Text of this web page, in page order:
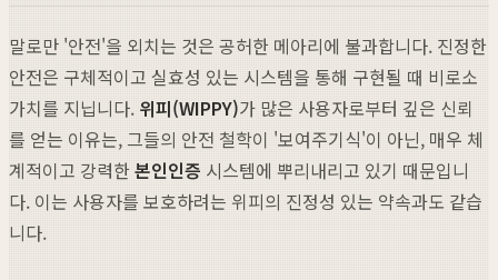
말로만 '안전'을 외치는 것은 공허한 메아리에 불과합니다. 진정한
안전은 구체적이고 실효성 있는 시스템을 통해 구현될 때 비로소
가치를 지닙니다. 위피(WIPPY)가 많은 사용자로부터 깊은 신뢰
를 얻는 이유는, 그들의 안전 철학이 '보여주기식'이 아닌, 매우 체
계적이고 강력한본인인증 시스템에 뿌리내리고 있기 때문입니
다. 이는 사용자를 보호하려는 위피의 진정성 있는 약속과도 같습
니다.